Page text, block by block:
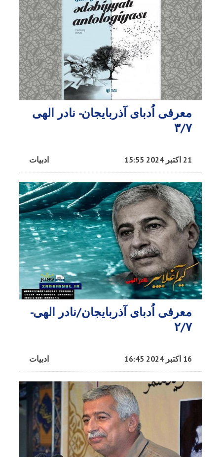
معرفی اُدبای آذربایجان- نادر الهی
۳/۷
ادبیات 21 اکتبر 2024 15:55
معرفی اُدبای آذربایجان/نادر الهی-
۲/۷
ادبیات 16 اکتبر 2024 16:45